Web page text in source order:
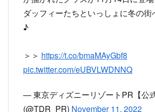
ダッフィーたちといっしょに冬の街
♪
https://t.co/bmaMAyGbf8
pic.twitter.com/eUBVLWDNNQ
— 東京ディズニーリゾートPR【公式
(@TDR_PR) November 11, 2022